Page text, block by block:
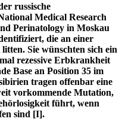
russische
Medical Research
Perinatology in Moskau
die an einer
Sie wünschten sich ein
rezessive Erbkrankheit
Base an Position 35 im
tragen offenbar eine
vorkommende Mutation,
führt, wenn
sind [I].